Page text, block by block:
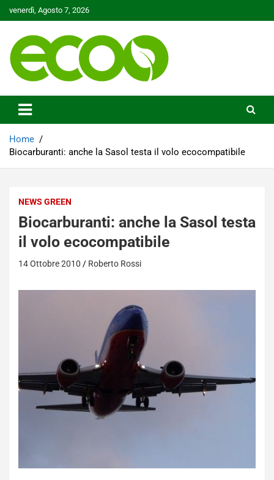
to
venerdì, Agosto 7, 2026
Ecoo.it
Home
Biocarburanti: anche la Sasol testa il volo ecocompatibile
NEWS GREEN
Biocarburanti: anche la Sasol testa
il volo ecocompatibile
14 Ottobre 2010 Roberto Rossi